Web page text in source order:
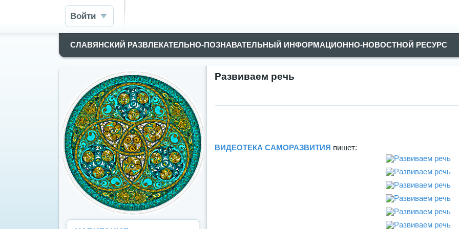
Войти
СЛАВЯНСКИЙ РАЗВЛЕКАТЕЛЬНО-ПОЗНАВАТЕЛЬНЫЙ ИНФОРМАЦИОННО-НОВОСТНОЙ РЕСУРС
Развиваем речь
ВИДЕОТЕКА САМОРАЗВИТИЯ пишет: